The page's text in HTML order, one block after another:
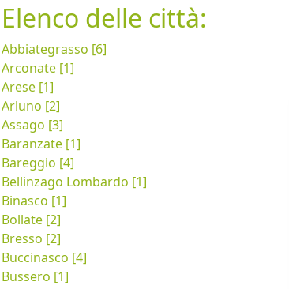
Elenco delle città:
Abbiategrasso [6]
Arconate [1]
Arese [1]
Arluno [2]
Assago [3]
Baranzate [1]
Bareggio [4]
Bellinzago Lombardo [1]
Binasco [1]
Bollate [2]
Bresso [2]
Buccinasco [4]
Bussero [1]